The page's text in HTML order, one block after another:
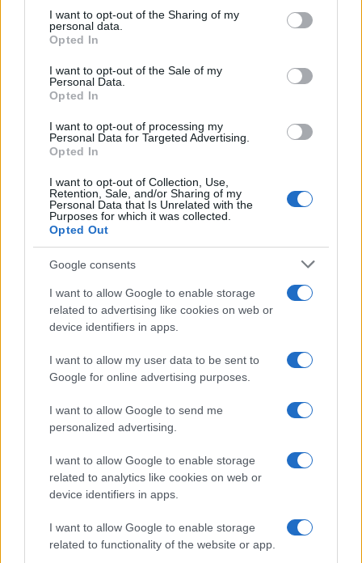
not limited to your visit or usage behaviour. You may click to
grant or deny consent to Google and its third-party tags to
use your data for below specified purposes in below Google
consent section.
I want to opt-out of the Sharing of my
personal data.
Opted In
I want to opt-out of the Sale of my
Personal Data.
Opted In
I want to opt-out of processing my
Personal Data for Targeted Advertising.
Opted In
I want to opt-out of Collection, Use,
Retention, Sale, and/or Sharing of my
Personal Data that Is Unrelated with the
Purposes for which it was collected.
Opted Out
Google consents
I want to allow Google to enable storage
related to advertising like cookies on web or
device identifiers in apps.
I want to allow my user data to be sent to
Google for online advertising purposes.
I want to allow Google to send me
personalized advertising.
I want to allow Google to enable storage
related to analytics like cookies on web or
device identifiers in apps.
I want to allow Google to enable storage
related to functionality of the website or app.
Από το υπουργείο υπάρχει πρόθεση και γίνονται
ΣΟΒΑΡΕΣ προσπάθειες για συνέχιση των διορισμών στην
ειδική αγωγή, με βάση τα εναπομείναντα -από τους
προηγούμενους διορισμούς- κενά καθώς και αυτά που θα
προκύψουν από την ίδρυση των νέων τμημάτων ένταξης.
Τρίμηνες προσλήψεις
Υπάρχουν περίπου 800 πιστώσεις από παραιτήσεις/μη
αδιάθετες -έως τώρα- πιστώσεις για το ΙΔΙΟ πρόγραμμα.